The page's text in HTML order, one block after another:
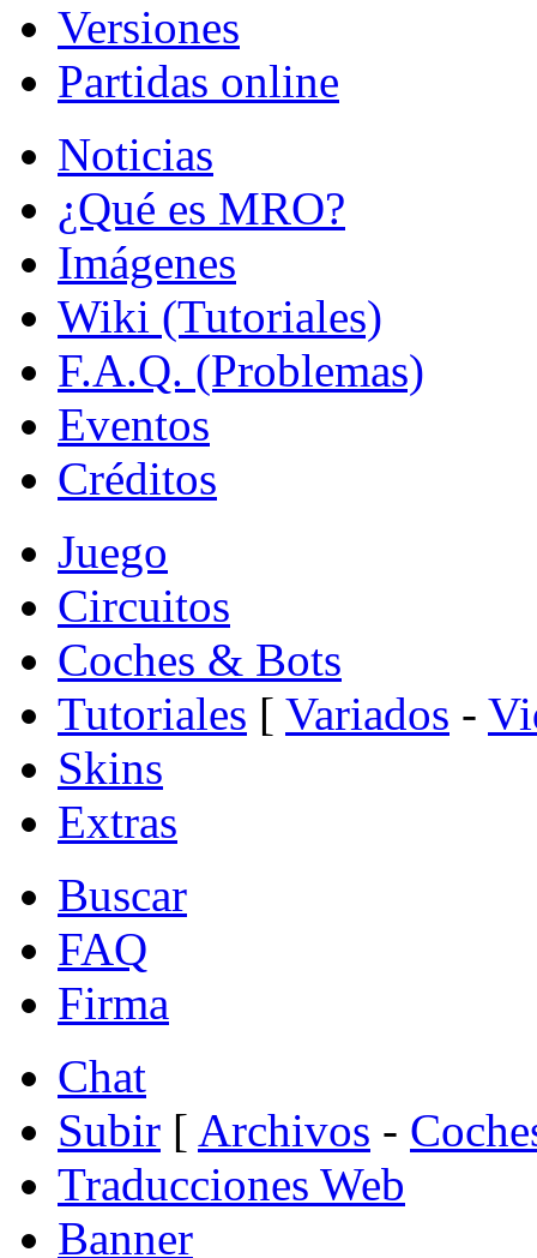
Versiones
Partidas online
Noticias
¿Qué es MRO?
Imágenes
Wiki (Tutoriales)
F.A.Q. (Problemas)
Eventos
Créditos
Juego
Circuitos
Coches & Bots
Tutoriales [ Variados -
Skins
Extras
Buscar
FAQ
Firma
Chat
Subir [ Archivos -
Traducciones Web
Banner